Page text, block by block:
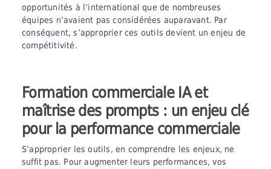
opportunités à l’international que de nombreuses
équipes n’avaient pas considérées auparavant. Par
conséquent, s’approprier ces outils devient un enjeu de
compétitivité.
Formation commerciale IA et
maîtrise des prompts : un enjeu clé
pour la performance commerciale
S’approprier les outils, en comprendre les enjeux, ne
suffit pas. Pour augmenter leurs performances, vos